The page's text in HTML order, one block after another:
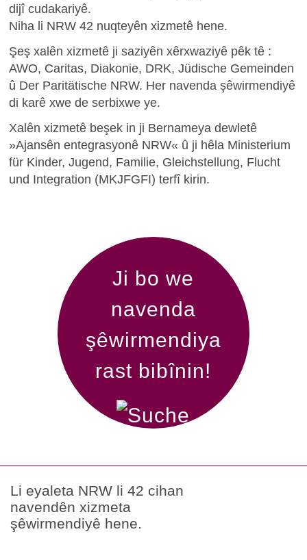
dijî cudakariyê.
Niha li NRW 42 nuqteyên xizmetê hene.
Şeş xalên xizmetê ji saziyên xêrxwaziyê pêk tê :
AWO, Caritas, Diakonie, DRK, Jüdische Gemeinden
û Der Paritätische NRW. Her navenda şêwirmendiyê
di karê xwe de serbixwe ye.
Xalên xizmetê beşek in ji Bernameya dewletê
»Ajansên entegrasyonê NRW« û ji hêla Ministerium
für Kinder, Jugend, Familie, Gleichstellung, Flucht
und Integration (MKJFGFI) terfî kirin.
Ji bo we
navenda
şêwirmendiya
rast bibînin!
Li eyaleta NRW li 42 cihan
navendên xizmeta
şêwirmendiyê hene.